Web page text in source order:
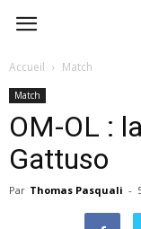
Accueil Match
Match
OM-OL :
Gattuso
Par Thomas Pasquali -